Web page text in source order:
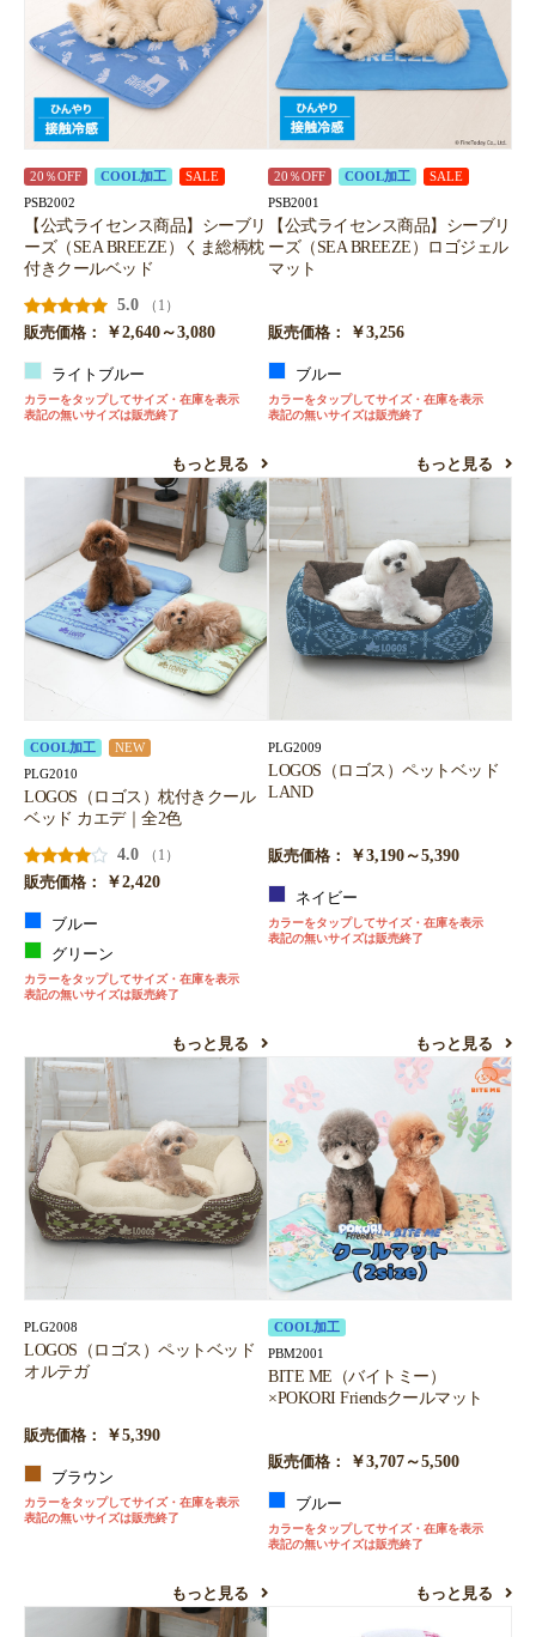
20％OFF COOL加工 SALE
PSB2002
【公式ライセンス商品】シーブリ
ーズ（SEA BREEZE）くま総柄枕
付きクールベッド
5.0
（1）
販売価格：
￥2,640～3,080
ライトブルー
カラーをタップしてサイズ・在庫を表示
表記の無いサイズは販売終了
もっと見る
20％OFF COOL加工 SALE
PSB2001
【公式ライセンス商品】シーブリ
ーズ（SEA BREEZE）ロゴジェル
マット
販売価格： ￥3,256
ブルー
カラーをタップしてサイズ・在庫を表示
表記の無いサイズは販売終了
もっと見る
COOL加工 NEW
PLG2010
LOGOS（ロゴス）枕付きクール
ベッド カエデ｜全2色
4.0
（1）
販売価格：
￥2,420
ブルー
グリーン
カラーをタップしてサイズ・在庫を表示
表記の無いサイズは販売終了
もっと見る
PLG2009
LOGOS（ロゴス）ペットベッド
LAND
販売価格： ￥3,190～5,390
ネイビー
カラーをタップしてサイズ・在庫を表示
表記の無いサイズは販売終了
もっと見る
PLG2008
LOGOS（ロゴス）ペットベッド
オルテガ
販売価格： ￥5,390
ブラウン
カラーをタップしてサイズ・在庫を表示
表記の無いサイズは販売終了
もっと見る
COOL加工
PBM2001
BITE ME（バイトミー）
×POKORI Friendsクールマット
販売価格： ￥3,707～5,500
ブルー
カラーをタップしてサイズ・在庫を表示
表記の無いサイズは販売終了
もっと見る